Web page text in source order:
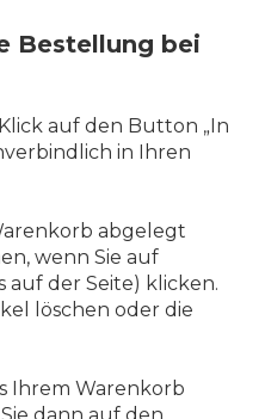
Bestellung bei
auf den Button „In
in Ihren
abgelegt
wenn Sie auf
auf der Seite) klicken.
löschen oder die
Ihrem Warenkorb